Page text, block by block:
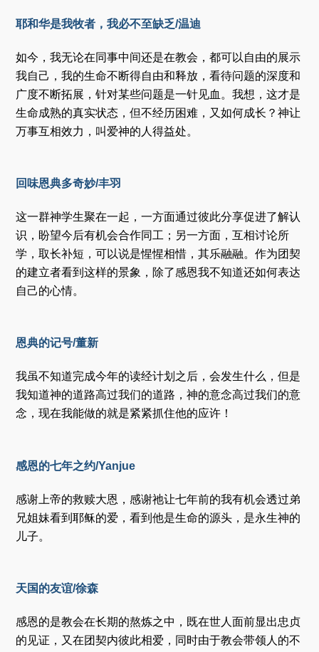
耶和华是我牧者，我必不至缺乏/温迪
如今，我无论在同事中间还是在教会，都可以自由的展示
我自己，我的生命不断得自由和释放，看待问题的深度和
广度不断拓展，针对某些问题是一针见血。我想，这才是
生命成熟的真实状态，但不经历困难，又如何成长？神让
万事互相效力，叫爱神的人得益处。
回味恩典多奇妙/丰羽
这一群神学生聚在一起，一方面通过彼此分享促进了解认
识，盼望今后有机会合作同工；另一方面，互相讨论所
学，取长补短，可以说是惺惺相惜，其乐融融。作为团契
的建立者看到这样的景象，除了感恩我不知道还如何表达
自己的心情。
恩典的记号/董新
我虽不知道完成今年的读经计划之后，会发生什么，但是
我知道神的道路高过我们的道路，神的意念高过我们的意
念，现在我能做的就是紧紧抓住他的应许！
感恩的七年之约/Yanjue
感谢上帝的救赎大恩，感谢祂让七年前的我有机会透过弟
兄姐妹看到耶稣的爱，看到他是生命的源头，是永生神的
儿子。
天国的友谊/徐森
感恩的是教会在长期的熬炼之中，既在世人面前显出忠贞
的见证，又在团契内彼此相爱，同时由于教会带领人的不